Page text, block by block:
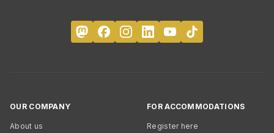
OUR COMPANY
About us
FOR ACCOMMODATIONS
Register here